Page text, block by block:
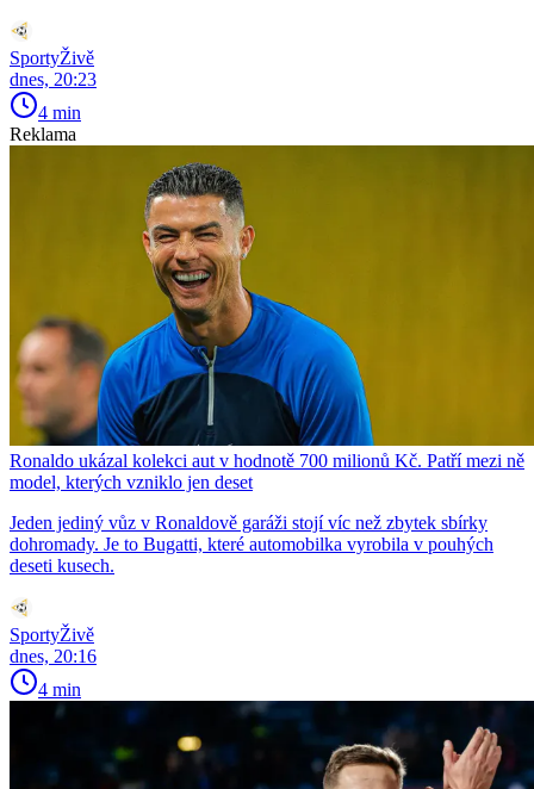
SportyŽivě
dnes, 20:23
4 min
Reklama
Ronaldo ukázal kolekci aut v hodnotě 700 milionů Kč. Patří mezi ně
model, kterých vzniklo jen deset
Jeden jediný vůz v Ronaldově garáži stojí víc než zbytek sbírky
dohromady. Je to Bugatti, které automobilka vyrobila v pouhých
deseti kusech.
SportyŽivě
dnes, 20:16
4 min